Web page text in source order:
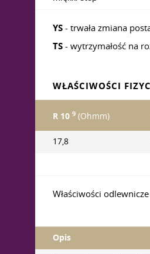
YS - trwała zmiana
TS - wytrzymałość na
WŁAŚCIWOŚCI
R 10 9 (Ohmm)
17,8
Właściwości
Opis